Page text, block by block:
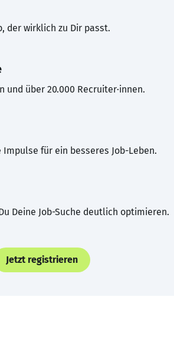
der wirklich zu Dir passt.
und über 20.000 Recruiter·innen.
für ein besseres Job-Leben.
Deine Job-Suche deutlich optimieren.
Jetzt registrieren